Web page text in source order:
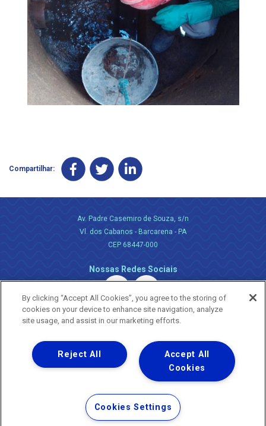
Compartilhar:
Av. Padre Casemiro de Souza, s/n
Vl. dos Cabanos - Barcarena - PA
CEP 68447-000
Nossas Redes Sociais
Uma empresa
Copyright ® 2026 - Todos os Direitos Reservados.
Nossa natureza movimenta a vida
Termos Gerais de Uso de Sites e Aplicativos
Política de Privacidade e Proteção de Dados
By clicking “Accept All Cookies”, you agree to the storing of
cookies on your device to enhance site navigation, analyze
site usage, and assist in our marketing efforts.
Accept All
Cookies
Reject All
Cookies Settings